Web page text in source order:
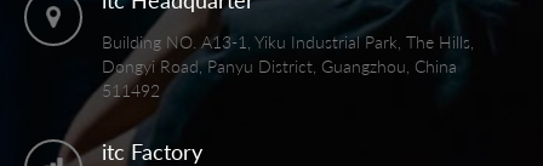
Building NO. A13-1, Yiku Industrial Park, The Hills,
Dongyi Road, Panyu District, Guangzhou, China
511492
itc Factory